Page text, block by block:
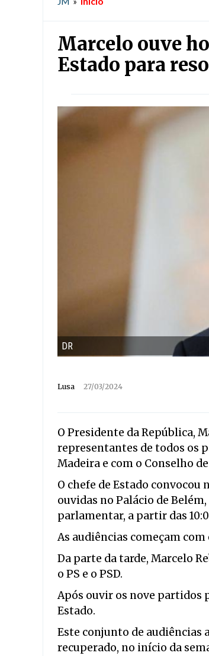
Marcelo ouve
Estado para
DR
Lusa 27/03/2024
O Presidente da República,
representantes de todos os
Madeira e com o Conselho
O chefe de Estado
ouvidas no Palácio de
parlamentar, a partir das
As audiências começam com
Da parte da tarde, Marcelo
o PS e o PSD.
Após ouvir os nove partidos
Estado.
Este conjunto de audiências
recuperado, no início da